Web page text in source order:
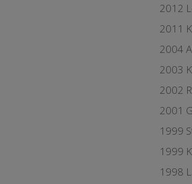
2012
2011
2004
2003
2002
2001
1999
1999
1998